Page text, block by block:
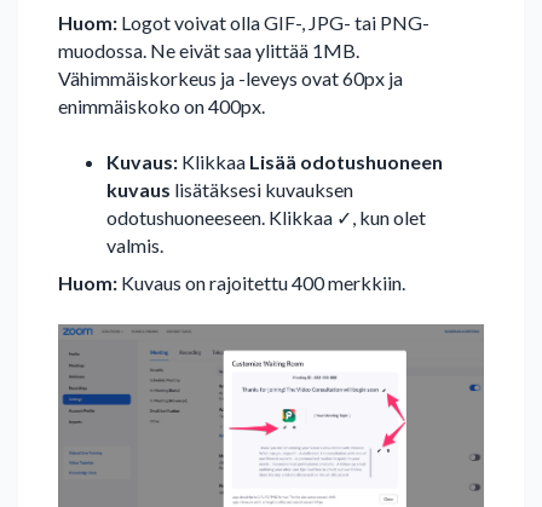
Huom: Logot voivat olla GIF-, JPG- tai PNG-
muodossa. Ne eivät saa ylittää 1MB.
Vähimmäiskorkeus ja -leveys ovat 60px ja
enimmäiskoko on 400px.
Kuvaus: Klikkaa Lisää odotushuoneen
kuvaus lisätäksesi kuvauksen
odotushuoneeseen. Klikkaa ✓, kun olet
valmis.
Huom: Kuvaus on rajoitettu 400 merkkiin.